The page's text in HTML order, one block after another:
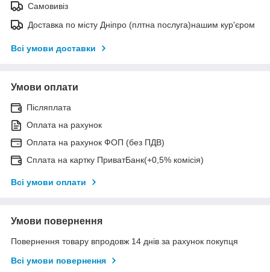
Самовивіз
Доставка по місту Дніпро (плтна послуга)нашим кур'єром
Всі умови доставки
Умови оплати
Післяплата
Оплата на рахунок
Оплата на рахунок ФОП (без ПДВ)
Сплата на картку ПриватБанк(+0,5% комісія)
Всі умови оплати
Умови повернення
Повернення товару впродовж 14 днів за рахунок покупця
Всі умови повернення